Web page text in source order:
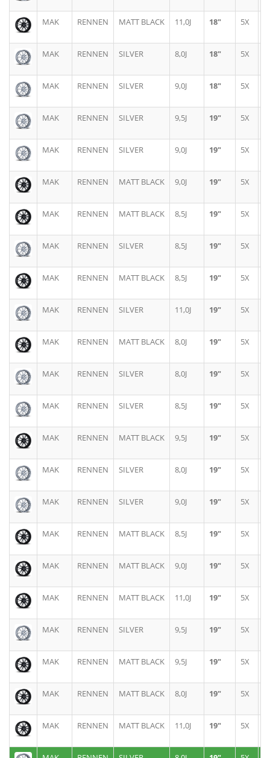
MAK RENNEN MATT BLACK 11,0J 18" 5X
MAK RENNEN SILVER 8,0J 18" 5X
MAK RENNEN SILVER 9,0J 18" 5X
MAK RENNEN SILVER 9,5J 19" 5X
MAK RENNEN SILVER 9,0J 19" 5X
MAK RENNEN MATT BLACK 9,0J 19" 5X
MAK RENNEN MATT BLACK 8,5J 19" 5X
MAK RENNEN SILVER 8,5J 19" 5X
MAK RENNEN MATT BLACK 8,5J 19" 5X
MAK RENNEN SILVER 11,0J 19" 5X
MAK RENNEN MATT BLACK 8,0J 19" 5X
MAK RENNEN SILVER 8,0J 19" 5X
MAK RENNEN SILVER 8,5J 19" 5X
MAK RENNEN MATT BLACK 9,5J 19" 5X
MAK RENNEN SILVER 8,0J 19" 5X
MAK RENNEN SILVER 9,0J 19" 5X
MAK RENNEN MATT BLACK 8,5J 19" 5X
MAK RENNEN MATT BLACK 9,0J 19" 5X
MAK RENNEN MATT BLACK 11,0J 19" 5X
MAK RENNEN SILVER 9,5J 19" 5X
MAK RENNEN MATT BLACK 9,5J 19" 5X
MAK RENNEN MATT BLACK 8,0J 19" 5X
MAK RENNEN MATT BLACK 11,0J 19" 5X